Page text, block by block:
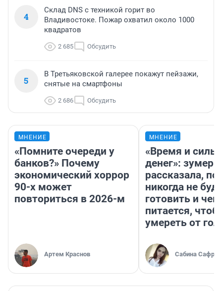
4
Склад DNS с техникой горит во
Владивостоке. Пожар охватил около 1000
квадратов
2 685 Обсудить
5
В Третьяковской галерее покажут пейзажи,
снятые на смартфоны
2 686 Обсудить
МНЕНИЕ
«Помните очереди у
банков?» Почему
экономический хоррор
90-х может
повториться в 2026-м
Артем Краснов
МНЕНИЕ
«Время и
денег»:
рассказала,
никогда не
готовить и чем
питается,
умереть от
Сабина